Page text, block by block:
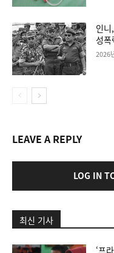
인
성폭
2026
LEAVE A REPLY
LOG IN
최신 기사
‘프